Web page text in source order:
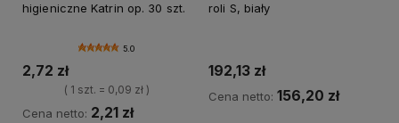
higieniczne Katrin op. 30 szt.
5.0
2,72 zł
( 1 szt. = 0,09 zł )
Cena netto: 2,21 zł
roli S, biały
192,13 zł
Cena netto: 156,20 zł